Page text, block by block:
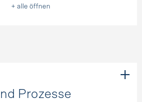
+ alle öffnen
Prozesse